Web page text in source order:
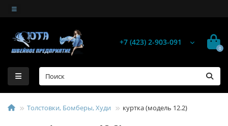
+7 (423) 2-903-091
0
Толстовки, Бомберы, Худи куртка (модель 12.2)